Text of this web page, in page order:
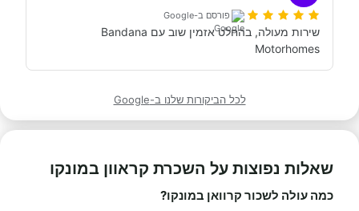
פורסם ב-Google
Motorhomes
לכל הביקורות שלנו ב-Google
שאלות נפוצות על השכרת קראוון במונקו
כמה עולה לשכור קרוואן במונקו?